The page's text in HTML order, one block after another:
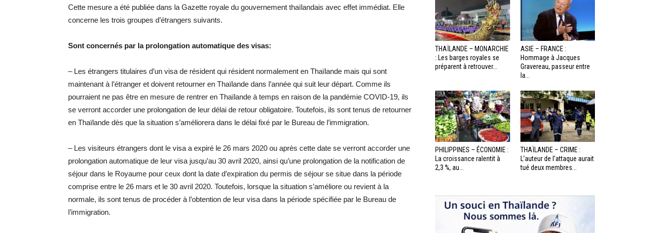
Cette mesure a été publiée dans la Gazette royale du gouvernement thaïlandais avec effet immédiat. Elle
concerne les trois groupes d’étrangers suivants.
Sont concernés par la prolongation automatique des visas:
– Les étrangers titulaires d’un visa de résident qui résident normalement en Thaïlande mais qui sont
maintenant à l’étranger et doivent retourner en Thaïlande dans l’année qui suit leur départ. Comme ils
pourraient ne pas être en mesure de rentrer en Thaïlande à temps en raison de la pandémie COVID-19, ils
se verront accorder une prolongation de leur délai de retour obligatoire. Toutefois, ils sont tenus de retourner
en Thaïlande dès que la situation s’améliorera dans le délai fixé par le Bureau de l’immigration.
– Les visiteurs étrangers dont le visa a expiré le 26 mars 2020 ou après cette date se verront accorder une
prolongation automatique de leur visa jusqu’au 30 avril 2020, ainsi qu’une prolongation de la notification de
séjour dans le Royaume pour ceux dont la date d’expiration du permis de séjour se situe dans la période
comprise entre le 26 mars et le 30 avril 2020. Toutefois, lorsque la situation s’améliore ou revient à la
normale, ils sont tenus de procéder à l’obtention de leur visa dans la période spécifiée par le Bureau de
l’immigration.
THAÏLANDE – MONARCHIE
: Les barges royales se
préparent à retrouver...
ASIE – FRANCE :
Hommage à Jacques
Gravereau, passeur entre
la...
PHILIPPINES – ÉCONOMIE :
La croissance ralentit à
2,3 %, au...
THAÏLANDE – CRIME :
L’auteur de l’attaque aurait
tué deux membres...